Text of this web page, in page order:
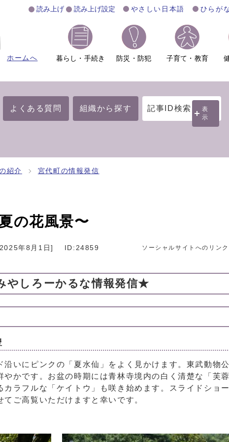
読み上げ 読み上げ設定 やさしい日本語 ひらが
ホームへ 暮らし・手続き 防災・防犯 子育て・教育
よくある質問 組織から探す 記事ID検索
表
示
紹介 宮代町の情報発信
の花風景〜
2025年8月1日] ID:24859 ソーシャルサイトへのリン
やしろーかるな情報発信★
いにピンクの「夏水仙」をよく見かけます。東武動物
かです。お盆の時期には青林寺境内の白く清楚な「芙
ラフルな「ケイトウ」も咲き始めます。スライドショ
ご高覧いただけますと幸いです。